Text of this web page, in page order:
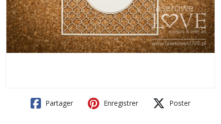
Partager Enregistrer Poster